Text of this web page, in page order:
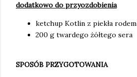
dodatkowo do przyozdobienia
ketchup Kotlin z piekła rodem
200 g twardego żółtego sera
SPOSÓB PRZYGOTOWANIA